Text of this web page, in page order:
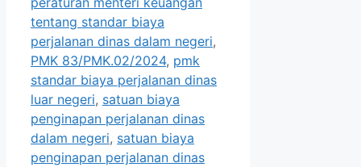
tentang standar biaya
perjalanan dinas dalam negeri,
PMK 83/PMK.02/2024, pmk
standar biaya perjalanan dinas
luar negeri, satuan biaya
penginapan perjalanan dinas
dalam negeri, satuan biaya
penginapan perjalanan dinas